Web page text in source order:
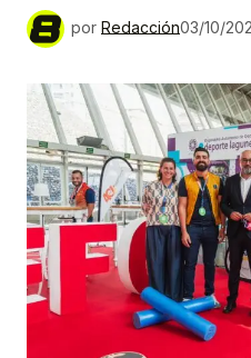
por Redacción03/10/